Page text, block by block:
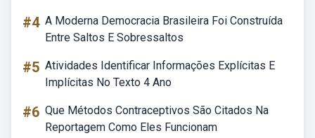
#4 A Moderna Democracia Brasileira Foi Construída
Entre Saltos E Sobressaltos
#5 Atividades Identificar Informações Explícitas E
Implícitas No Texto 4 Ano
#6 Que Métodos Contraceptivos São Citados Na
Reportagem Como Eles Funcionam